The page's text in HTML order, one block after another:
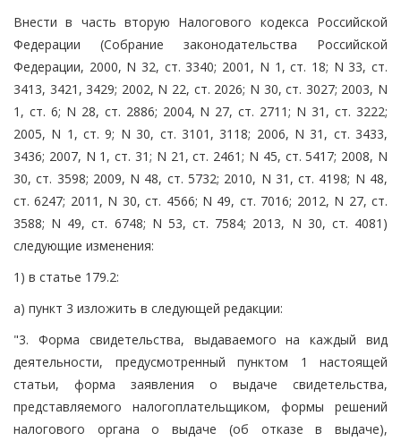
Внести в часть вторую Налогового кодекса Российской
Федерации (Собрание законодательства Российской
Федерации, 2000, N 32, ст. 3340; 2001, N 1, ст. 18; N 33, ст.
3413, 3421, 3429; 2002, N 22, ст. 2026; N 30, ст. 3027; 2003, N
1, ст. 6; N 28, ст. 2886; 2004, N 27, ст. 2711; N 31, ст. 3222;
2005, N 1, ст. 9; N 30, ст. 3101, 3118; 2006, N 31, ст. 3433,
3436; 2007, N 1, ст. 31; N 21, ст. 2461; N 45, ст. 5417; 2008, N
30, ст. 3598; 2009, N 48, ст. 5732; 2010, N 31, ст. 4198; N 48,
ст. 6247; 2011, N 30, ст. 4566; N 49, ст. 7016; 2012, N 27, ст.
3588; N 49, ст. 6748; N 53, ст. 7584; 2013, N 30, ст. 4081)
следующие изменения:
1) в статье 179.2:
а) пункт 3 изложить в следующей редакции:
"3. Форма свидетельства, выдаваемого на каждый вид
деятельности, предусмотренный пунктом 1 настоящей
статьи, форма заявления о выдаче свидетельства,
представляемого налогоплательщиком, формы решений
налогового органа о выдаче (об отказе в выдаче),